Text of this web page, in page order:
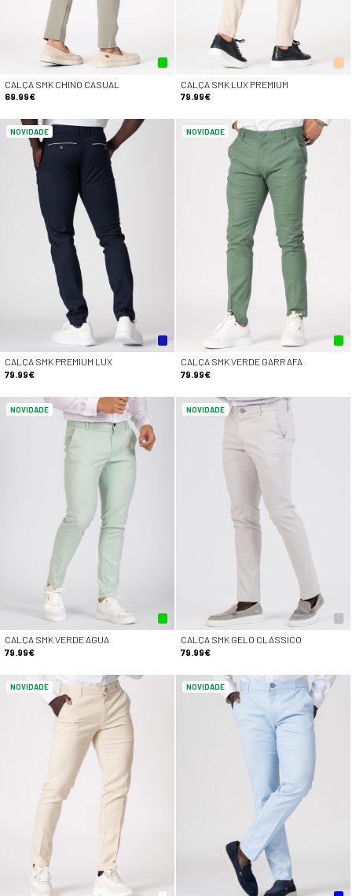
CALÇA SMK CHINO CASUAL
69.99€
CALÇA SMK LUX PREMIUM
79.99€
NOVIDADE
CALÇA SMK PREMIUM LUX
79.99€
NOVIDADE
CALÇA SMK VERDE GARRAFA
79.99€
NOVIDADE
CALÇA SMK VERDE AGUA
79.99€
NOVIDADE
CALÇA SMK GELO CLASSICO
79.99€
NOVIDADE NOVIDADE